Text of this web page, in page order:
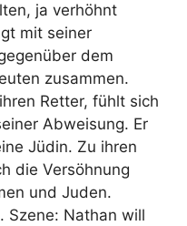
ja verhöhnt
mit seiner
dem
zusammen.
Retter, fühlt sich
Abweisung. Er
Jüdin. Zu ihren
die Versöhnung
und Juden.
Szene: Nathan will